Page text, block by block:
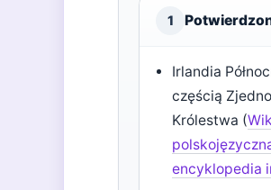
1
Irlandia
częścią
Królestwa (
encyklopedia